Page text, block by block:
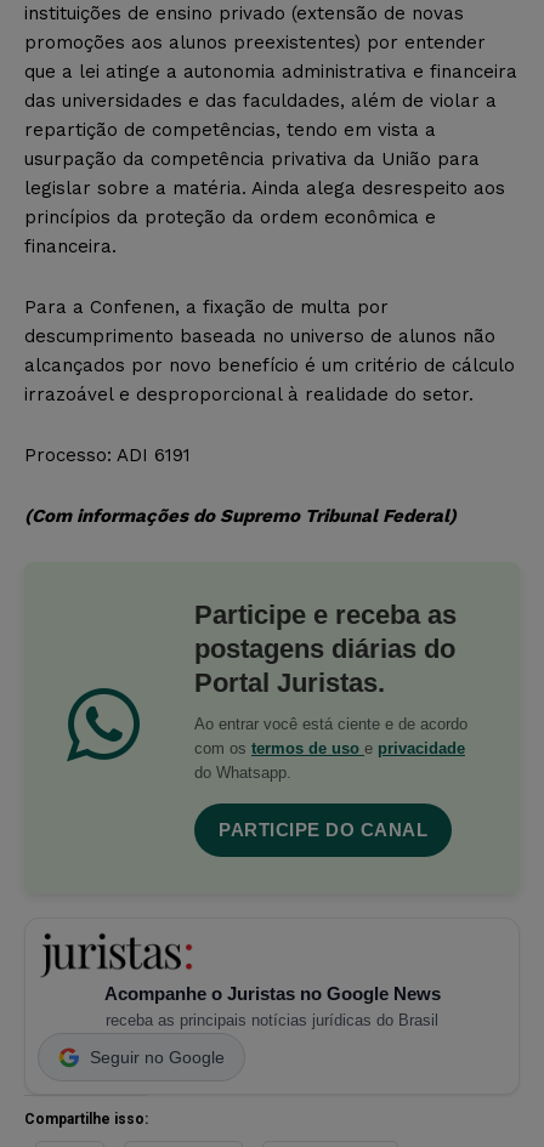
instituições de ensino privado (extensão de novas
promoções aos alunos preexistentes) por entender
que a lei atinge a autonomia administrativa e financeira
das universidades e das faculdades, além de violar a
repartição de competências, tendo em vista a
usurpação da competência privativa da União para
legislar sobre a matéria. Ainda alega desrespeito aos
princípios da proteção da ordem econômica e
financeira.
Para a Confenen, a fixação de multa por
descumprimento baseada no universo de alunos não
alcançados por novo benefício é um critério de cálculo
irrazoável e desproporcional à realidade do setor.
Processo: ADI 6191
(Com informações do Supremo Tribunal Federal)
Participe e receba as
postagens diárias do
Portal Juristas.
Ao entrar você está ciente e de acordo
com os termos de uso e privacidade
do Whatsapp.
PARTICIPE DO CANAL
Acompanhe o Juristas no Google News
receba as principais notícias jurídicas do Brasil
Seguir no Google
Compartilhe isso: